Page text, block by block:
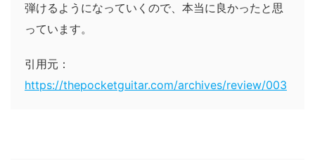
弾けるようになっていくので、本当に良かったと思
っています。
引用元：
https://thepocketguitar.com/archives/review/003